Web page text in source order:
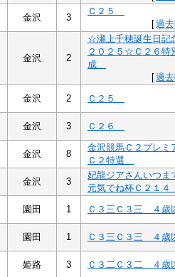
金沢 3
Ｃ２５
[過
金沢 2
☆瀬上千穂誕生日記
２０２５☆Ｃ２６特
成
[過
金沢 2 Ｃ２５
金沢 3 Ｃ２６
金沢 8
金沢競馬Ｃ２プレミ
Ｃ２特選
金沢 3
妃龍ジアさんいつま
元気でね杯Ｃ２１４
園田 1 Ｃ３三Ｃ３三 ４歳
園田 1 Ｃ３三Ｃ３三 ４歳
姫路 3 Ｃ３二Ｃ３二 ４歳